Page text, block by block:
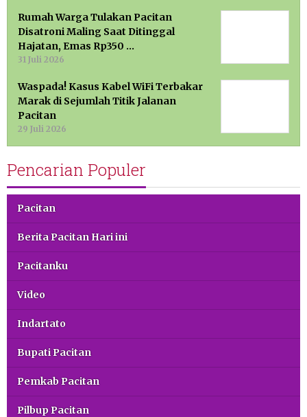
Rumah Warga Tulakan Pacitan
Disatroni Maling Saat Ditinggal
Hajatan, Emas Rp350 …
31 Juli 2026
Waspada! Kasus Kabel WiFi Terbakar
Marak di Sejumlah Titik Jalanan
Pacitan
29 Juli 2026
Pencarian Populer
Pacitan
Berita Pacitan Hari ini
Pacitanku
Video
Indartato
Bupati Pacitan
Pemkab Pacitan
Pilbup Pacitan